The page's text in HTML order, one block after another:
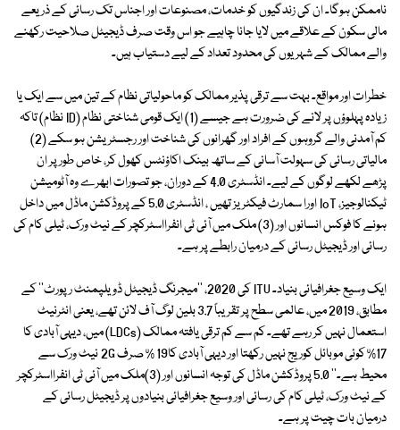
ناممکن ہوگا۔ ان کی زندگیوں کو خدمات، مصنوعات اور اجناس تک رسائی کے ذریعے
مالی سکون کے علاقے میں لایا جانا چاہیے جو اس وقت صرف ڈیجیٹل صلاحیت رکھنے
والے ممالک کے شہریوں کی محدود تعداد کے لیے دستیاب ہیں۔
خطرات اور مواقع۔ بہت سے ترقی پذیر ممالک کو ماحولیاتی نظام کے تین میں سے ایک یا
زیادہ پہلوؤں پر لانے کی ضرورت ہے جیسے (1) ایک قومی شناختی نظام (ID نظام) تاکہ
کم آمدنی والے گروہوں کے افراد اور گھرانوں کی شناخت اور رجسٹریشن ہو سکے (2)
مالیاتی رسائی کی سہولت آسانی کے ساتھ بینک اکاؤنٹس کھول کر، خاص طور پر ان
پڑھے لکھے لوگوں کے لیے۔ انڈسٹری 4.0 کے دوران، جو تصورات ابھرے وہ آٹومیشن
ٹیکنالوجیز، IoT اورا سمارٹ فیکٹریز تھیں ، انڈسٹری 5.0 کے پروڈکشن ماڈل میں داخل
ہونے کا فوکس انسانوں اور (3) ملک میں آئی ٹی انفرااسٹرکچر کے نیٹ ورک، ٹیلی کام کی
رسائی اور ڈیجیٹل رسائی کے درمیان رابطے پر ہے۔
ایک وسیع جغرافیائی بنیاد۔ ITU کی 2020، ''میجرنگ ڈیجیٹل ڈویلپمنٹ رپورٹ'' کے
مطابق، 2019 میں، عالمی سطح پر تقریباً 3.7 بلین لوگ آف لائن تھے، یعنی انٹرنیٹ
استعمال نہیں کر رہے تھے۔ کم سے کم ترقی یافتہ ممالک (LDCs) میں، دیہی آبادی کا
17% کوئی موبائل کوریج نہیں رکھتا اور دیہی آبادی کا19 % صرف 2G نیٹ ورک سے
محیط ہے۔'' 5.0 پروڈکشن ماڈل کی توجہ انسانوں اور (3)ملک میں آئی ٹی انفرااسٹرکچر
کے نیٹ ورک، ٹیلی کام کی رسائی اور وسیع جغرافیائی بنیادوں پر ڈیجیٹل رسائی کے
درمیان بات چیت پر ہے۔